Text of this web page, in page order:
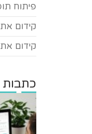
פיתוח
קידום
קידום
כתבות